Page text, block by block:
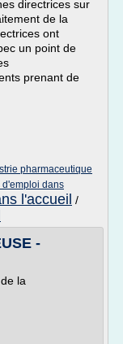
directrices sur
de la
ont
un point de
prenant de
pharmaceutique
d'emploi dans
l'accueil /
-
la